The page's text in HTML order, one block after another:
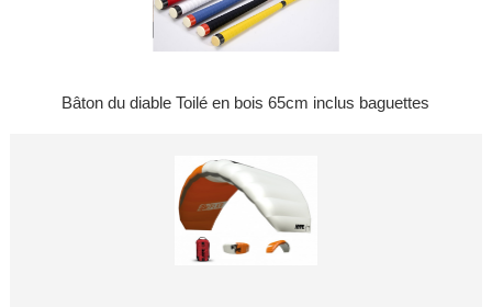
Bâton du diable Toilé en bois 65cm inclus baguettes